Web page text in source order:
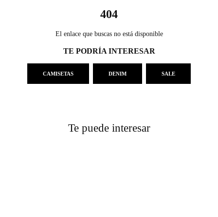
404
El enlace que buscas no está disponible
TE PODRÍA INTERESAR
CAMISETAS DENIM SALE
Te puede interesar